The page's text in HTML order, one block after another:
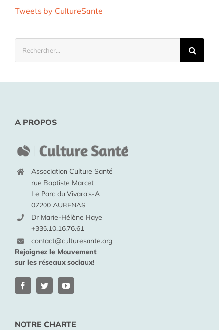
Tweets by CultureSante
A PROPOS
Association Culture Santé
rue Baptiste Marcet
Le Parc du Vivarais-A
07200 AUBENAS
Dr Marie-Hélène Haye
+336.10.16.76.61
contact@culturesante.org
Rejoignez le Mouvement
sur les réseaux sociaux!
NOTRE CHARTE